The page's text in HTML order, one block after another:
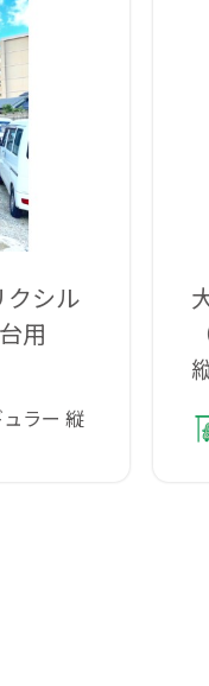
シル
用
ラー 縦